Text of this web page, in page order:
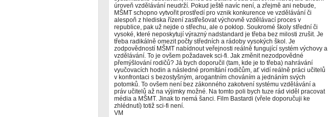
úroveň vzdělávání neudrží. Pokud ještě navíc není, a zřejmě ani nebude,
MŠMT schopno vytvořit prostředí pro vznik konkurence ve vzdělávání či
alespoň z hlediska řízení zastřešovat výchovně vzdělávací proces v
republice, pak už nejde o střechu, ale o poklop. Soukromé školy střední či
vysoké, které neposkytují výrazný nadstandard je třeba bez milosti zrušit. Je
třeba radikálně omezit počty středních a rádoby vysokých škol. Je
zodpovědností MŠMT nabídnout veřejnosti reálně fungující systém výchovy a
vzdělávání. To je ovšem požadavek sci-fi. Jak změnit nezodpovědné
přemýšlování rodičů? Já bych doporučil (tam, kde je to třeba) nahrávání
vyučovacích hodin a následné promítání rodičům, ať vidí reálně práci učitelů
v konfrontaci s bezostyšným, arogantním chováním a jednáním svých
potomků. To ovšem není bez zákonného zakotvení systému vzdělávání a
práv učitelů až na výjimky možné. Na tomto poli bych tuze rád viděl pracovat
média a MŠMT. Jinak to nemá šanci. Film Bastardi (vřele doporučuji ke
zhlédnutí) totiž sci-fi není.
VM